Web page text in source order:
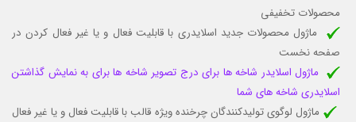
محصولات تخفیفی
ماژول محصولات جدید اسلایدری با قابلیتفعال و یا غیر فعال کردندر
صفحه نخست
ماژول اسلایدر شاخه ها برای درج تصویر شاخه ها برای به نمایش گذاشتن
اسلایدری شاخه های شما
ماژول لوگوی تولیدکنندگان چرخنده ویژه قالب با قابلیت فعال و یا غیر فعال